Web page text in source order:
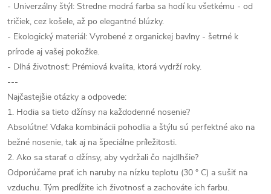
- Univerzálny štýl: Stredne modrá farba sa hodí ku všetkému - od
tričiek, cez košele, až po elegantné blúzky.
- Ekologický materiál: Vyrobené z organickej bavlny - šetrné k
prírode aj vašej pokožke.
- Dlhá životnosť: Prémiová kvalita, ktorá vydrží roky.
---
Najčastejšie otázky a odpovede:
1. Hodia sa tieto džínsy na každodenné nosenie?
Absolútne! Vďaka kombinácii pohodlia a štýlu sú perfektné ako na
bežné nosenie, tak aj na špeciálne príležitosti.
2. Ako sa starať o džínsy, aby vydržali čo najdlhšie?
Odporúčame prať ich naruby na nízku teplotu (30 ° C) a sušiť na
vzduchu. Tým predĺžite ich životnosť a zachováte ich farbu.